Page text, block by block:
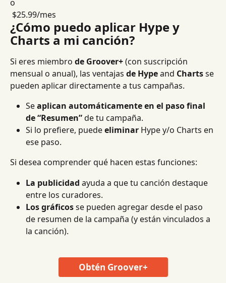
o
$25.99/mes
¿Cómo puedo aplicar Hype y
Charts a mi canción?
Si eres miembro de Groover+ (con suscripción
mensual o anual), las ventajas de Hype and Charts se
pueden aplicar directamente a tus campañas.
Se aplican automáticamente en el paso final
de “Resumen” de tu campaña.
Si lo prefiere, puede eliminar Hype y/o Charts en
ese paso.
Si desea comprender qué hacen estas funciones:
La publicidad ayuda a que tu canción destaque
entre los curadores.
Los gráficos se pueden agregar desde el paso
de resumen de la campaña (y están vinculados a
la canción).
Obtén Groover+